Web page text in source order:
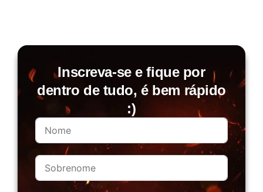
Inscreva-se e fique por
dentro de tudo, é bem rápido
:)